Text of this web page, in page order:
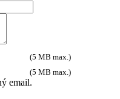
(5 MB max.)
(5 MB max.)
email.